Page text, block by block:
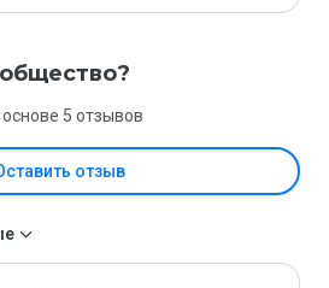
5 отзывов
отзыв